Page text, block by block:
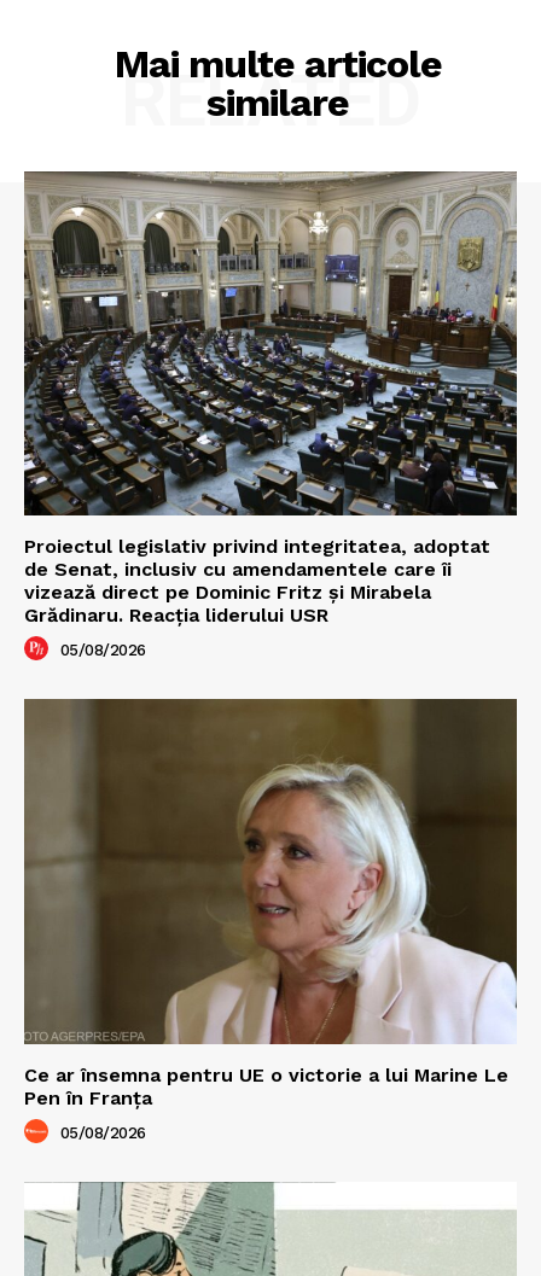
Mai multe articole
similare
RELATED
Proiectul legislativ privind integritatea, adoptat
de Senat, inclusiv cu amendamentele care îi
vizează direct pe Dominic Fritz și Mirabela
Grădinaru. Reacția liderului USR
05/08/2026
Ce ar însemna pentru UE o victorie a lui Marine Le
Pen în Franța
05/08/2026